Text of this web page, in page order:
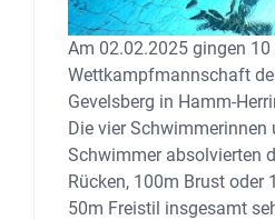
Am 02.02.2025 gingen 10
Wettkampfmannschaft
Gevelsberg in Hamm-
Die vier Schwimmerinnen
Schwimmer absolvierten
Rücken, 100m Brust oder
50m Freistil insgesamt